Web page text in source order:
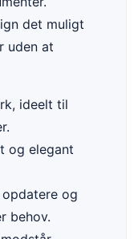
det muligt
uden at
ideelt til
og elegant
og
behov.